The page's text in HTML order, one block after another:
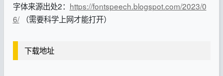
字体来源出处2： https://fontspeech.blogspot.com/2023/0
6/（需要科学上网才能打开）
下载地址